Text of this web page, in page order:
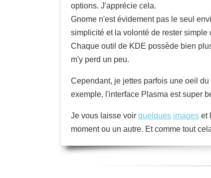
options. J'apprécie cela.
Gnome n'est évidement pas le seul
simplicité et la volonté de rester
Chaque outil de KDE possède bien
m'y perd un peu.
Cependant, je jettes parfois une oeil
exemple, l'interface Plasma est super
Je vous laisse voir quelques images et
moment ou un autre. Et comme tout